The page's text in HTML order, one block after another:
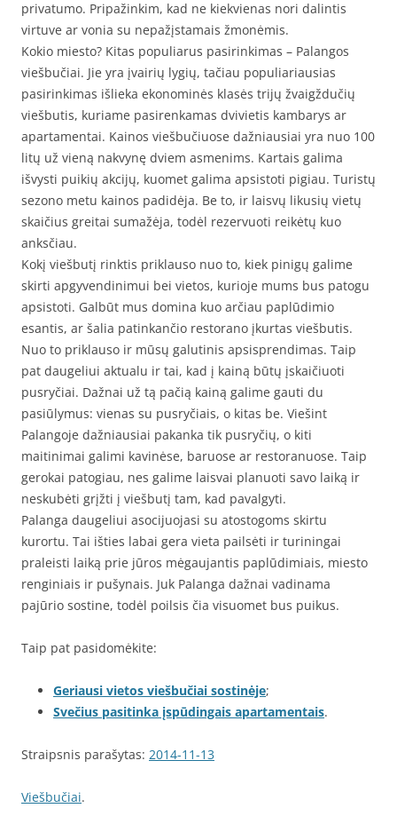
privatumo. Pripažinkim, kad ne kiekvienas nori dalintis
virtuve ar vonia su nepažįstamais žmonėmis.
Kokio miesto? Kitas populiarus pasirinkimas – Palangos
viešbučiai. Jie yra įvairių lygių, tačiau populiariausias
pasirinkimas išlieka ekonominės klasės trijų žvaigždučių
viešbutis, kuriame pasirenkamas dvivietis kambarys ar
apartamentai. Kainos viešbučiuose dažniausiai yra nuo 100
litų už vieną nakvynę dviem asmenims. Kartais galima
išvysti puikių akcijų, kuomet galima apsistoti pigiau. Turistų
sezono metu kainos padidėja. Be to, ir laisvų likusių vietų
skaičius greitai sumažėja, todėl rezervuoti reikėtų kuo
anksčiau.
Kokį viešbutį rinktis priklauso nuo to, kiek pinigų galime
skirti apgyvendinimui bei vietos, kurioje mums bus patogu
apsistoti. Galbūt mus domina kuo arčiau paplūdimio
esantis, ar šalia patinkančio restorano įkurtas viešbutis.
Nuo to priklauso ir mūsų galutinis apsisprendimas. Taip
pat daugeliui aktualu ir tai, kad į kainą būtų įskaičiuoti
pusryčiai. Dažnai už tą pačią kainą galime gauti du
pasiūlymus: vienas su pusryčiais, o kitas be. Viešint
Palangoje dažniausiai pakanka tik pusryčių, o kiti
maitinimai galimi kavinėse, baruose ar restoranuose. Taip
gerokai patogiau, nes galime laisvai planuoti savo laiką ir
neskubėti grįžti į viešbutį tam, kad pavalgyti.
Palanga daugeliui asocijuojasi su atostogoms skirtu
kurortu. Tai išties labai gera vieta pailsėti ir turiningai
praleisti laiką prie jūros mėgaujantis paplūdimiais, miesto
renginiais ir pušynais. Juk Palanga dažnai vadinama
pajūrio sostine, todėl poilsis čia visuomet bus puikus.
Taip pat pasidomėkite:
Geriausi vietos viešbučiai sostinėje;
Svečius pasitinka įspūdingais apartamentais.
Straipsnis parašytas: 2014-11-13
Viešbučiai.